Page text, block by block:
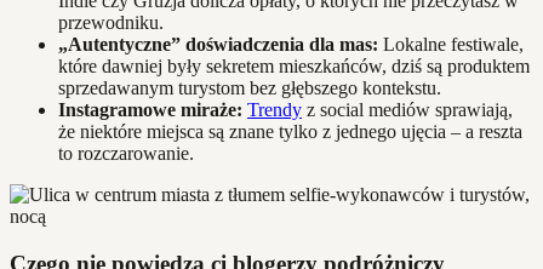
przewodniku.
„Autentyczne” doświadczenia dla mas: Lokalne festiwale,
które dawniej były sekretem mieszkańców, dziś są produktem
sprzedawanym turystom bez głębszego kontekstu.
Instagramowe miraże: Trendy z social mediów sprawiają,
że niektóre miejsca są znane tylko z jednego ujęcia – a reszta
to rozczarowanie.
Czego nie powiedzą ci blogerzy podróżniczy